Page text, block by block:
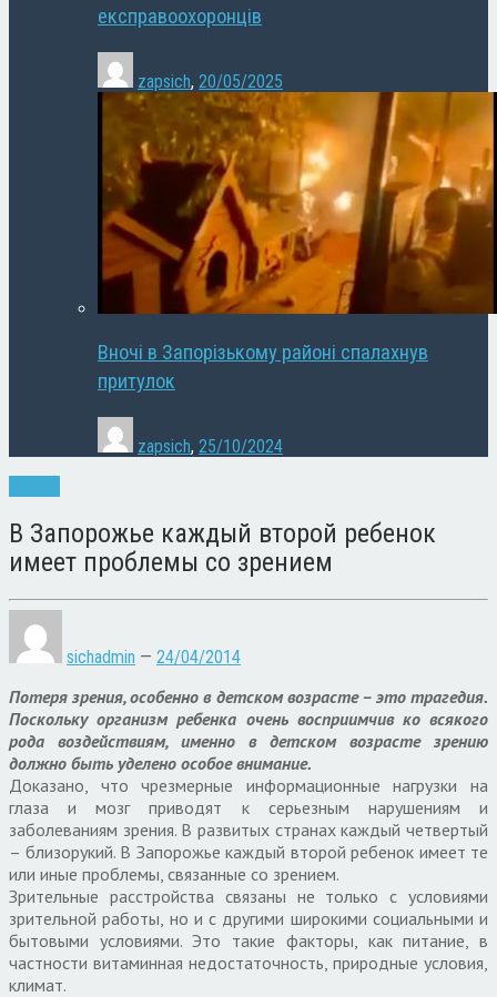
експравоохоронців
zapsich, 20/05/2025
Вночі в Запорізькому районі спалахнув
притулок
zapsich, 25/10/2024
В Запорожье каждый второй ребенок
имеет проблемы со зрением
sichadmin — 24/04/2014
Потеря зрения, особенно в детском возрасте – это трагедия.
Поскольку организм ребенка очень восприимчив ко всякого
рода воздействиям, именно в детском возрасте зрению
должно быть уделено особое внимание.
Доказано, что чрезмерные информационные нагрузки на
глаза и мозг приводят к серьезным нарушениям и
заболеваниям зрения. В развитых странах каждый четвертый
– близорукий. В Запорожье каждый второй ребенок имеет те
или иные проблемы, связанные со зрением.
Зрительные расстройства связаны не только с условиями
зрительной работы, но и с другими широкими социальными и
бытовыми условиями. Это такие факторы, как питание, в
частности витаминная недостаточность, природные условия,
климат.